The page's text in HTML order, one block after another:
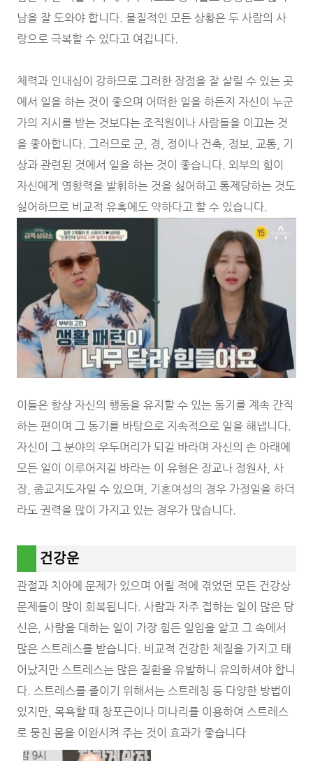
남을 잘 도와야 합니다. 물질적인 모든 상황은 두 사람의 사
랑으로 극복할 수 있다고 여깁니다.
체력과 인내심이 강하므로 그러한 장점을 잘 살릴 수 있는 곳
에서 일을 하는 것이 좋으며 어떠한 일을 하든지 자신이 누군
가의 지시를 받는 것보다는 조직원이나 사람들을 이끄는 것
을 좋아합니다. 그러므로 군, 경, 정이나 건축, 정보, 교통, 기
상과 관련된 것에서 일을 하는 것이 좋습니다. 외부의 힘이
자신에게 영향력을 발휘하는 것을 싫어하고 통제당하는 것도
싫어하므로 비교적 유혹에도 약하다고 할 수 있습니다.
이들은 항상 자신의 행동을 유지할 수 있는 동기를 계속 간직
하는 편이며 그 동기를 바탕으로 지속적으로 일을 해냅니다.
자신이 그 분야의 우두머리가 되길 바라며 자신의 손 아래에
모든 일이 이루어지길 바라는 이 유형은 장교나 정원사, 사
장, 종교지도자일 수 있으며, 기혼여성의 경우 가정일을 하더
라도 권력을 많이 가지고 있는 경우가 많습니다.
건강운
관절과 치아에 문제가 있으며 어릴 적에 겪었던 모든 건강상
문제들이 많이 회복됩니다. 사람과 자주 접하는 일이 많은 당
신은, 사람을 대하는 일이 가장 힘든 일임을 알고 그 속에서
많은 스트레스를 받습니다. 비교적 건강한 체질을 가지고 태
어났지만 스트레스는 많은 질환을 유발하니 유의하셔야 합니
다. 스트레스를 줄이기 위해서는 스트레칭 등 다양한 방법이
있지만, 목욕할 때 창포근이나 미나리를 이용하여 스트레스
로 뭉친 몸을 이완시켜 주는 것이 효과가 좋습니다